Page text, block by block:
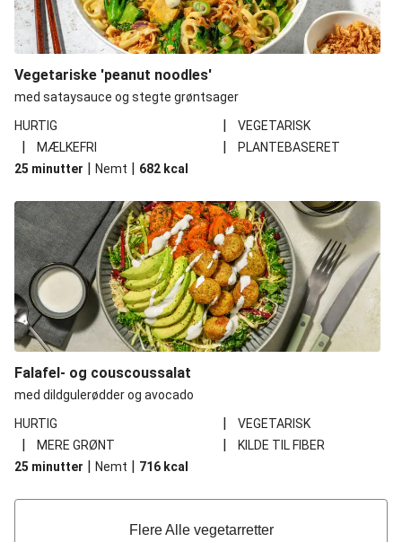
Vegetariske 'peanut noodles'
med sataysauce og stegte grøntsager
HURTIG
| VEGETARISK
| MÆLKEFRI |
PLANTEBASERET
25 minutter | Nemt | 682 kcal
Falafel- og couscoussalat
med dildgulerødder og avocado
HURTIG
| VEGETARISK
| MERE GRØNT |
KILDE TIL FIBER
25 minutter | Nemt | 716 kcal
Flere Alle vegetarretter